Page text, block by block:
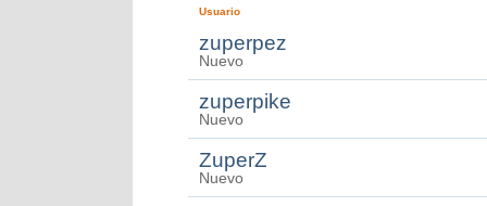
Usuario
zuperpez
Nuevo
zuperpike
Nuevo
ZuperZ
Nuevo